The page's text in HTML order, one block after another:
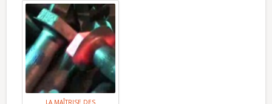
LA MAÎTRISE DES